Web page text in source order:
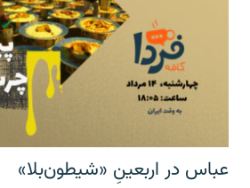
عباس در اربعینِ «شیطون‌بلا»